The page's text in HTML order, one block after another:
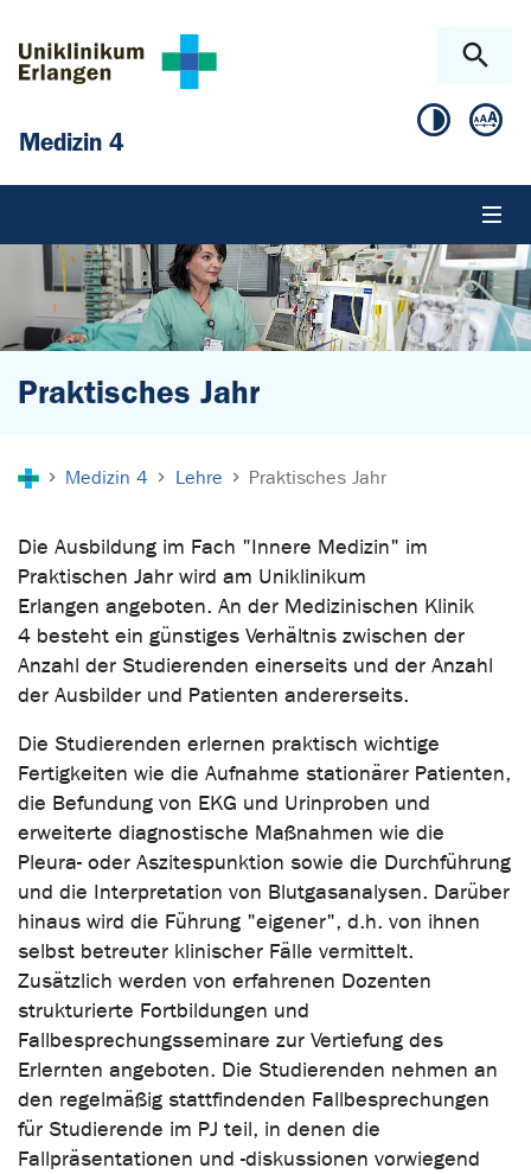
Medizin 4
Praktisches Jahr
Medizin 4 Lehre Praktisches Jahr
Die Ausbildung im Fach "Innere Medizin" im
Praktischen Jahr wird am Uniklinikum
Erlangen angeboten. An der Medizinischen Klinik
4 besteht ein günstiges Verhältnis zwischen der
Anzahl der Studierenden einerseits und der Anzahl
der Ausbilder und Patienten andererseits.
Die Studierenden erlernen praktisch wichtige
Fertigkeiten wie die Aufnahme stationärer Patienten,
die Befundung von EKG und Urinproben und
erweiterte diagnostische Maßnahmen wie die
Pleura- oder Aszitespunktion sowie die Durchführung
und die Interpretation von Blutgasanalysen. Darüber
hinaus wird die Führung "eigener", d.h. von ihnen
selbst betreuter klinischer Fälle vermittelt.
Zusätzlich werden von erfahrenen Dozenten
strukturierte Fortbildungen und
Fallbesprechungsseminare zur Vertiefung des
Erlernten angeboten. Die Studierenden nehmen an
den regelmäßig stattfindenden Fallbesprechungen
für Studierende im PJ teil, in denen die
Fallpräsentationen und -diskussionen vorwiegend